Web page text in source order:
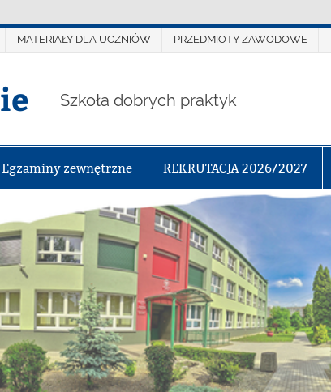
MATERIAŁY DLA UCZNIÓW PRZEDMIOTY ZAWODOWE
Szkoła dobrych praktyk
Egzaminy zewnętrzne REKRUTACJA 2026/2027